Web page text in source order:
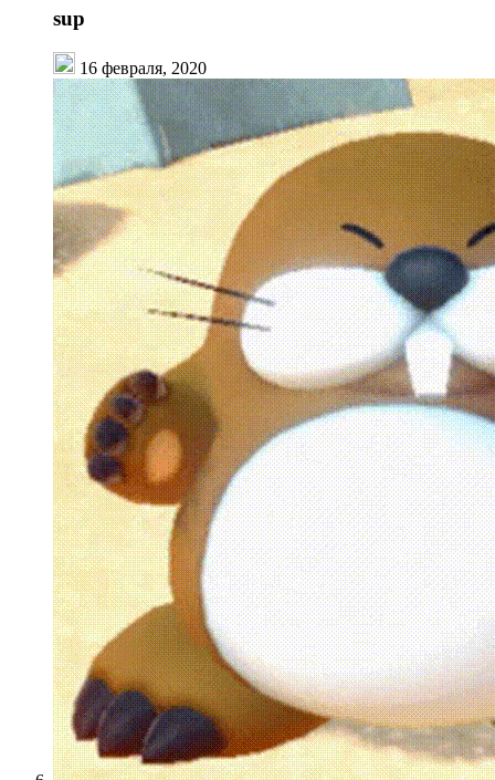
sup
16 февраля, 2020